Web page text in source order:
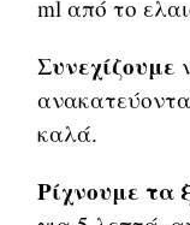
ml από το
Συνεχίζουμε
καλά.
Ρίχνουμε τα